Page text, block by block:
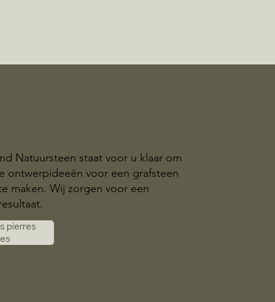
Natuursteen staat voor u klaar om
ontwerpideeën voor een grafsteen
maken. Wij zorgen voor een
pierres